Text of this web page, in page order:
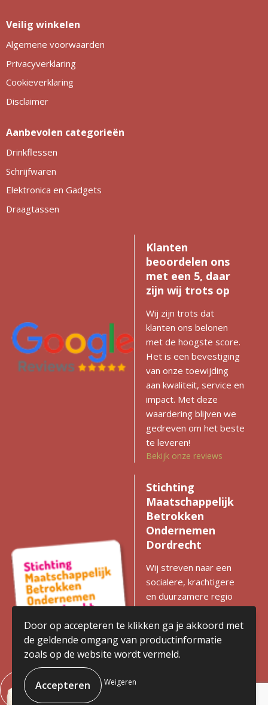
Veilig winkelen
Algemene voorwaarden
Privacyverklaring
Cookieverklaring
Disclaimer
Aanbevolen categorieën
Drinkflessen
Schrijfwaren
Elektronica en Gadgets
Draagtassen
Klanten
beoordelen ons
met een 5, daar
zijn wij trots op
Wij zijn trots dat
klanten ons belonen
met de hoogste score.
Het is een bevestiging
van onze toewijding
aan kwaliteit, service en
impact. Met deze
waardering blijven we
gedreven om het beste
te leveren!
Bekijk onze reviews
Stichting
Maatschappelijk
Betrokken
Ondernemen
Dordrecht
Wij streven naar een
socialere, krachtigere
en duurzamere regio
met gelijke kansen voor
iedereen. Zien we
kansen voor
verbetering? Dan
Door op accepteren te klikken ga je akkoord met
de geldende omgang van productinformatie
zoals op de website wordt vermeld.
Weigeren